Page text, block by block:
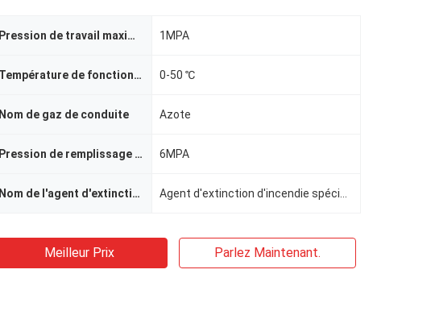
Pression de travail maximale de l'appareil 1MPA
Température de fonctionnement 0-50 ℃
Nom de gaz de conduite Azote
Pression de remplissage de la bouteille de conduite 6MPA
Nom de l'agent d'extinction d'incendie
Meilleur Prix Parlez Maintenant.